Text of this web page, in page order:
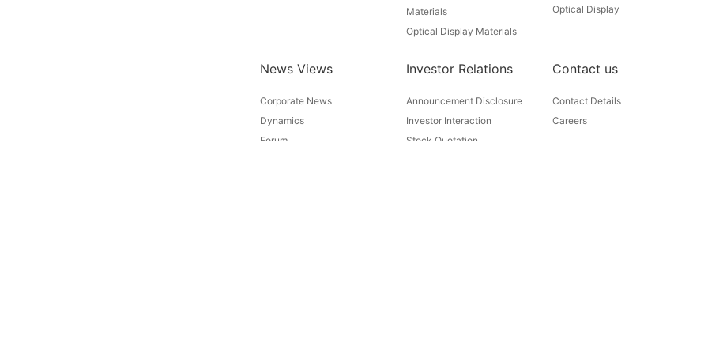
Materials
Optical Display Materials
Optical Display
News Views
Corporate News
Dynamics
Forum
Investor Relations
Announcement Disclosure
Investor Interaction
Stock Quotation
Contact us
Contact Details
Careers